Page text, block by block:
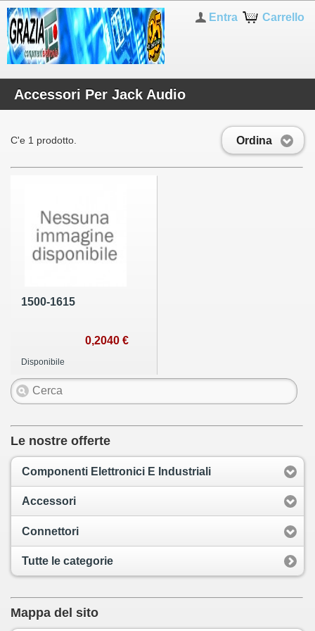
Carrello
Entra
Accessori Per Jack Audio
Ordina
C'e 1 prodotto.
1500-1615
0,2040 €
Disponibile
Le nostre offerte
Componenti Elettronici E Industriali
Accessori
Connettori
Tutte le categorie
Mappa del sito